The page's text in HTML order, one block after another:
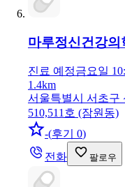
마루정신건강
진료 예정금요일
1.4km
서울특별시 서초구
510,511호 (잠원동)
-(후기 0)
전화
팔로우